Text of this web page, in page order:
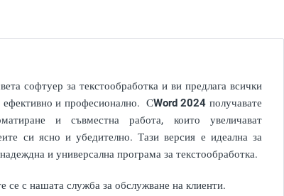
софтуер за текстообработка и ви предлага всички
ефективно и професионално. СWord 2024 получавате
и съвместна работа, които увеличават
си ясно и убедително. Тази версия е идеална за
и универсална програма за текстообработка.
се с нашата служба за обслужване на клиенти.